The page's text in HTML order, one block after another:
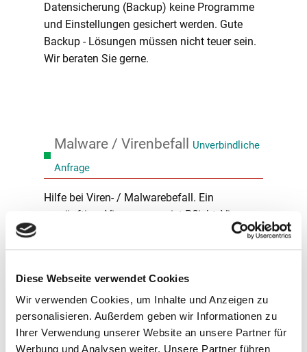
Diese Webseite verwendet Cookies
Wir verwenden Cookies, um Inhalte und Anzeigen zu
personalisieren. Außerdem geben wir Informationen zu
Ihrer Verwendung unserer Website an unsere Partner für
Werbung und Analysen weiter. Unsere Partner führen
Datensicherung (Backup) keine Programme
und Einstellungen gesichert werden. Gute
Backup - Lösungen müssen nicht teuer sein.
Wir beraten Sie gerne.
Malware / Virenbefall
Unverbindliche
Anfrage
Hilfe bei Viren- / Malwarebefall. Ein
vernünftiger Virenscanner ist Pflicht, Viren
können sonst erheblichen Schaden anrichten.
Auch wenn ihr PC von Viren befallen ist, kann
nachträglich beheben.
Malware, der Oberbegriff für "schädliche
Programme" unterteilt sich in mehrere
Kategorien. Viren, Trojaner, Ransomware,